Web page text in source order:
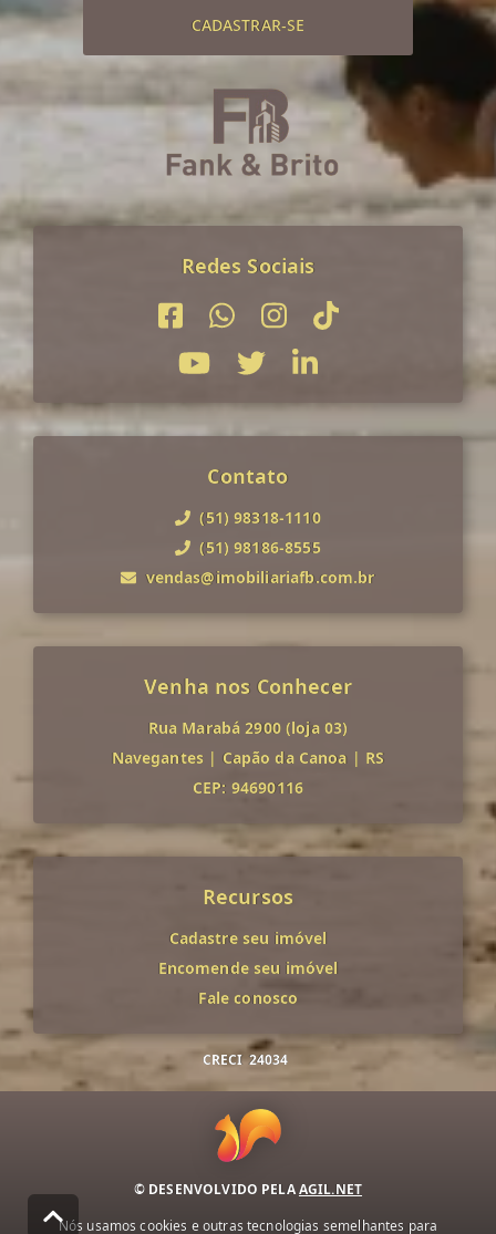
CADASTRAR-SE
Redes Sociais
Contato
(51) 98318-1110
(51) 98186-8555
vendas@imobiliariafb.com.br
Venha nos Conhecer
Rua Marabá 2900 (loja 03)
Navegantes | Capão da Canoa | RS
CEP: 94690116
Recursos
Cadastre seu imóvel
Encomende seu imóvel
Fale conosco
CRECI 24034
© DESENVOLVIDO PELAAGIL.NET
Nós usamos cookies e outras tecnologias semelhantes para